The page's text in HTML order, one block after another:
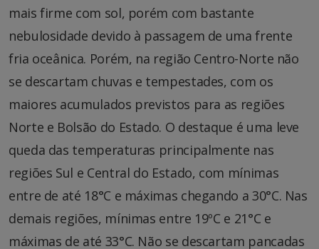
mais firme com sol, porém com bastante
nebulosidade devido à passagem de uma frente
fria oceânica. Porém, na região Centro-Norte não
se descartam chuvas e tempestades, com os
maiores acumulados previstos para as regiões
Norte e Bolsão do Estado. O destaque é uma leve
queda das temperaturas principalmente nas
regiões Sul e Central do Estado, com mínimas
entre de até 18°C e máximas chegando a 30°C. Nas
demais regiões, mínimas entre 19ºC e 21°C e
máximas de até 33°C. Não se descartam pancadas